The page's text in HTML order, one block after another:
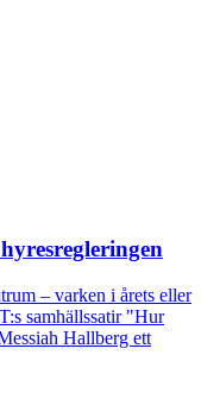
– varken i årets eller
samhällssatir "Hur
Hallberg ett